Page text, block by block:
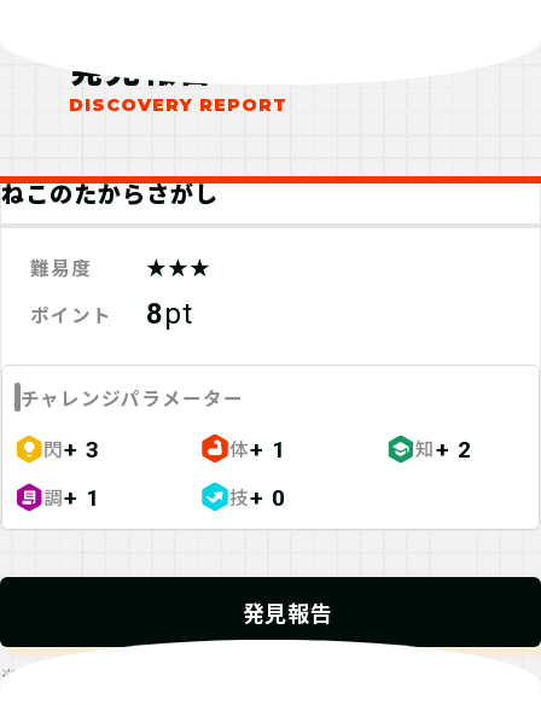
発見報告
ねこのたからさがし
難易度 ★★★
ポイント 8pt
チャレンジパラメーター
閃+ 3 体+ 1 知+ 2
調+ 1 技+ 0
発見報告
※発見報告にGPSを使用するクエストが一部存在します。